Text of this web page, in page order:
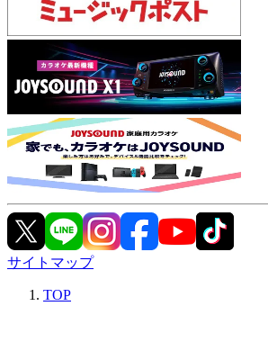
サイトマップ
TOP